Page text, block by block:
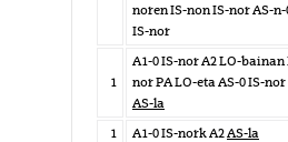
noren IS-non IS-nor AS-n-
IS-nor
1
A1-0 IS-nor A2 LO-bainan
nor PA LO-eta AS-0 IS-nor
AS-la
1
A1-0 IS-nork A2AS-la